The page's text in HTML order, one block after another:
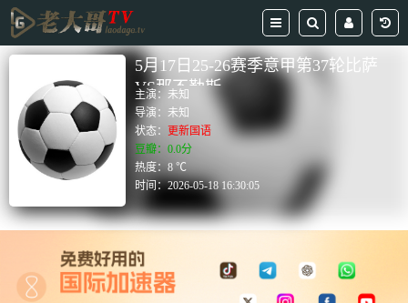
5月17日25-26赛季意甲第37轮比萨
VS那不勒斯
主演： 未知
导演：未知
状态： 更新国语
豆瓣：0.0分
热度：8 ℃
时间：2026-05-18 16:30:05